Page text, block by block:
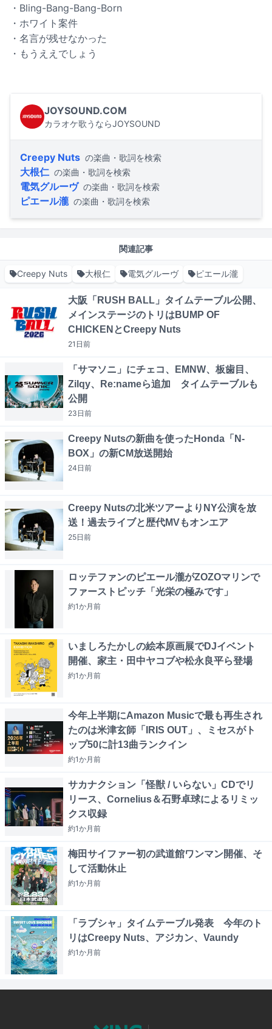
・Bling-Bang-Bang-Born
・ホワイト案件
・名言が残せなかった
・もうええでしょう
JOYSOUND.COM
カラオケ歌うならJOYSOUND
Creepy Nuts の楽曲・歌詞を検索
大根仁 の楽曲・歌詞を検索
電気グルーヴ の楽曲・歌詞を検索
ピエール瀧 の楽曲・歌詞を検索
関連記事
Creepy Nuts 大根仁 電気グルーヴ ピエール瀧
大阪「RUSH BALL」タイムテーブル公開、
メインステージのトリはBUMP OF
CHICKENとCreepy Nuts
21日前
「サマソニ」にチェコ、EMNW、板歯目、
Zilqy、Re:nameら追加 タイムテーブルも
公開
23日前
Creepy Nutsの新曲を使ったHonda「N-
BOX」の新CM放送開始
24日前
Creepy Nutsの北米ツアーよりNY公演を放
送！過去ライブと歴代MVもオンエア
25日前
ロッテファンのピエール瀧がZOZOマリンで
ファーストピッチ「光栄の極みです」
約1か月前
いましろたかしの絵本原画展でDJイベント
開催、家主・田中ヤコブや松永良平ら登場
約1か月前
今年上半期にAmazon Musicで最も再生され
たのは米津玄師「IRIS OUT」、ミセスがト
ップ50に計13曲ランクイン
約1か月前
サカナクション「怪獣 / いらない」CDでリ
リース、Cornelius＆石野卓球によるリミッ
クス収録
約1か月前
梅田サイファー初の武道館ワンマン開催、そ
して活動休止
約1か月前
「ラブシャ」タイムテーブル発表 今年のト
リはCreepy Nuts、アジカン、Vaundy
約1か月前